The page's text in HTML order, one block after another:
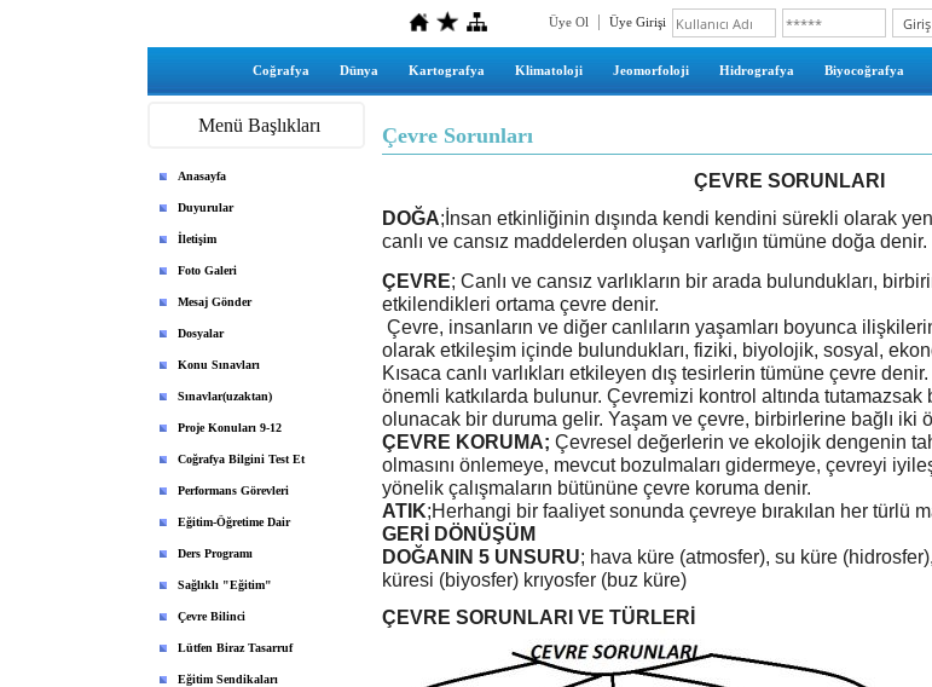
Üye Ol Üye Girişi
Coğrafya Dünya Kartografya Klimatoloji Jeomorfoloji Hidrografya Biyocoğrafya
Menü Başlıkları
Anasayfa
Duyurular
İletişim
Foto Galeri
Mesaj Gönder
Dosyalar
Konu Sınavları
Sınavlar(uzaktan)
Proje Konuları 9-12
Coğrafya Bilgini Test Et
Performans Görevleri
Eğitim-Öğretime Dair
Ders Programı
Sağlıklı "Eğitim"
Çevre Bilinci
Lütfen Biraz Tasarruf
Eğitim Sendikaları
Çevre Sorunları
ÇEVRE SORUNLARI
DOĞA;İnsan etkinliğinin dışında kendi kendini sürekli olarak
canlı ve cansız maddelerden oluşan varlığın tümüne doğa denir.
ÇEVRE; Canlı ve cansız varlıkların bir arada bulundukları,
etkilendikleri ortama çevre denir.
Çevre, insanların ve diğer canlıların yaşamları boyunca
olarak etkileşim içinde bulundukları, fiziki, biyolojik, sosyal,
Kısaca canlı varlıkları etkileyen dış tesirlerin tümüne çevre
önemli katkılarda bulunur. Çevremizi kontrol altında
olunacak bir duruma gelir. Yaşam ve çevre, birbirlerine bağlı iki
ÇEVRE KORUMA; Çevresel değerlerin ve ekolojik dengenin
olmasını önlemeye, mevcut bozulmaları gidermeye, çevreyi
yönelik çalışmaların bütününe çevre koruma denir.
ATIK;Herhangi bir faaliyet sonunda çevreye bırakılan her türlü
GERİ DÖNÜŞÜM
DOĞANIN 5 UNSURU; hava küre (atmosfer), su küre
küresi (biyosfer) krıyosfer (buz küre)
ÇEVRE SORUNLARI VE TÜRLERİ